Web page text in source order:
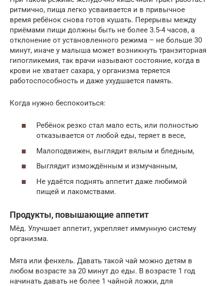
ритмично, пища легко усваивается и в привычное
время ребёнок снова готов кушать. Перерывы между
приёмами пищи должны быть не более 3.5-4 часов, а
отклонение от установленного режима – не больше 30
минут, иначе у малыша может возникнуть транзиторная
гипогликемия, так врачи называют состояние, когда в
крови не хватает сахара, у организма теряется
работоспособность и даже ухудшается память.
Когда нужно беспокоиться:
Ребёнок резко стал мало есть, или полностью
отказывается от любой еды, теряет в весе,
Малоподвижен, выглядит вялым и бледным,
Выглядит измождённым и измучанным,
Не удаётся поднять аппетит даже любимой
пищей и лакомствами.
Продукты, повышающие аппетит
Мёд. Улучшает аппетит, укрепляет иммунную систему
организма.
Мята или фенхель. Давать такой чай можно детям в
любом возрасте за 20 минут до еды. В возрасте 1 год
начинать давать не более 1 чайной ложки, для